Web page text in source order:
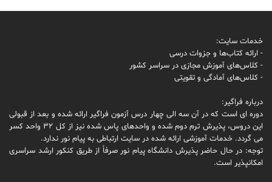
خدمات سایت:
- ارائه کتاب‌ها و جزوات درسی
- کلاس‌های آموزش مجازی در سراسر کشور
- کلاس‌های آمادگی و تقویتی
درباره فراگیر:
دوره ای است که در آن سه الی چهار درس آزمون فراگیر ارائه شده و بعد از قبولی
این دروس، پذیرش ترم دوم شده و واحدهای پاس شده نیز از کل 32 واحد کسر
می گردد. خدمات آموزشی ارائه شده در سایت ارتباطی به پیام نور ندارد.
توجه: در حال حاضر پذیرش دانشگاه پیام نور صرفاً از طریق کنکور ارشد سراسری
امکانپذیر است.